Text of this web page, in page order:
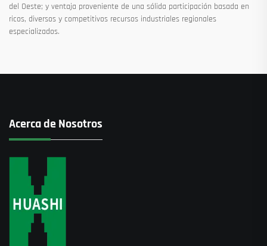
del Oeste; y ventaja proveniente de una sólida participación basada en
ricos, diversos y competitivos recursos industriales regionales
especializados.
Acerca de Nosotros